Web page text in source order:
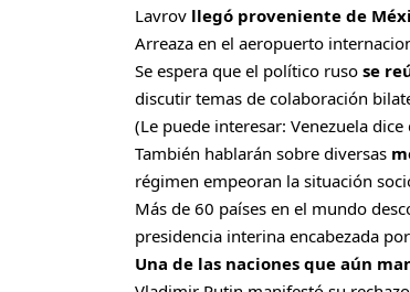
Lavrov llegó proveniente de
Arreaza en el aeropuerto
Se espera que el político ruso se
discutir temas de colaboración
(Le puede interesar: Venezuela dice
También hablarán sobre diversas
régimen empeoran la situación
Más de 60 países en el mundo
presidencia interina encabezada
Una de las naciones que aún